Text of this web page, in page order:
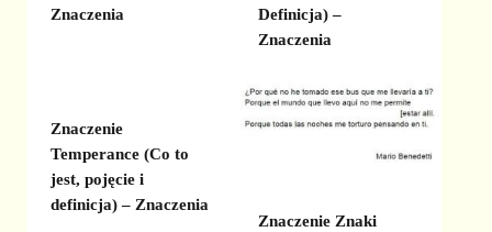
Znaczenia
Definicja) –
Znaczenia
Znaczenie
Temperance (Co to
jest, pojęcie i
definicja) – Znaczenia
Znaczenie Znaki